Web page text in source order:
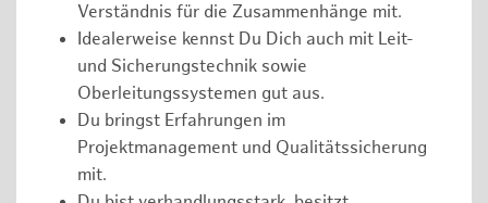
Verständnis für die Zusammenhänge mit.
Idealerweise kennst Du Dich auch mit Leit-
und Sicherungstechnik sowie
Oberleitungssystemen gut aus.
Du bringst Erfahrungen im
Projektmanagement und Qualitätssicherung
mit.